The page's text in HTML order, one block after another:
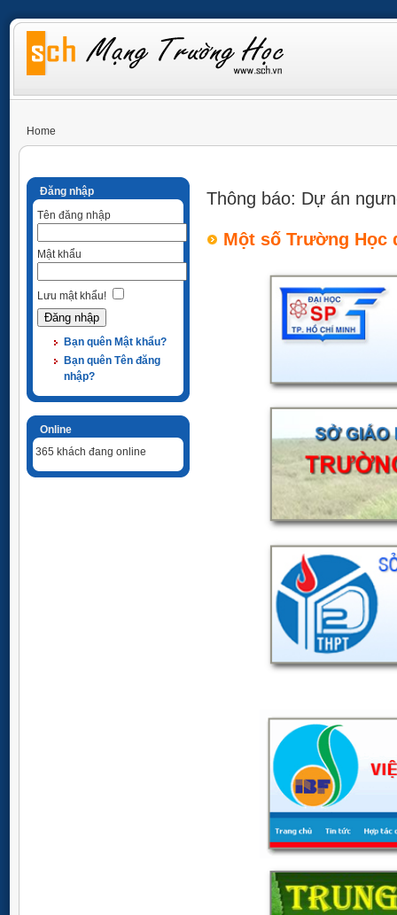
Home
Đăng nhập
Tên đăng nhập
Mật khẩu
Lưu mật khẩu!
Bạn quên Mật khẩu?
Bạn quên Tên đăng
nhập?
Online
365 khách đang online
Thông báo: Dự án
Một số Trường Học